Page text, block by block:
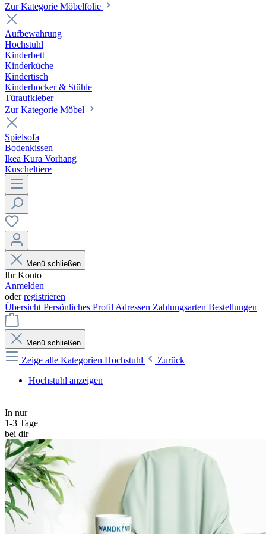
Zur Kategorie Möbelfolie
Aufbewahrung
Hochstuhl
Kinderbett
Kinderküche
Kindertisch
Kinderhocker & Stühle
Türaufkleber
Zur Kategorie Möbel
Spielsofa
Bodenkissen
Ikea Kura Vorhang
Kuscheltiere
Menü schließen
Ihr Konto
Anmelden
oderregistrieren
Übersicht Persönliches Profil Adressen Zahlungsarten Bestellungen
Menü schließen
Zeige alle Kategorien Hochstuhl
Zurück
Hochstuhl anzeigen
In nur
1-3 Tage
bei dir